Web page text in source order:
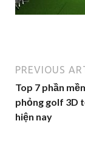
PREVIOUS
Top 7 phần
phỏng golf 3D
hiện nay